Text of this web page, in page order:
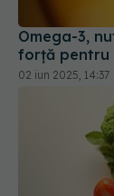
Omega-3,
forță pentru
02 iun 2025, 14:37